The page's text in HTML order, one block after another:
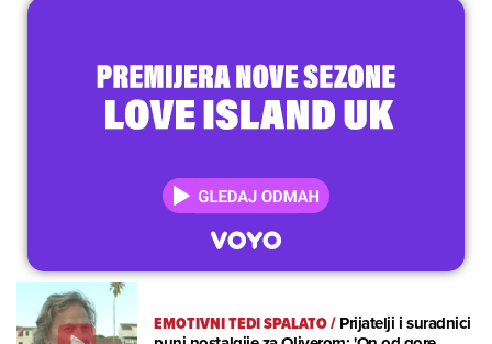
EMOTIVNI TEDI SPALATO/Prijatelji i suradnici